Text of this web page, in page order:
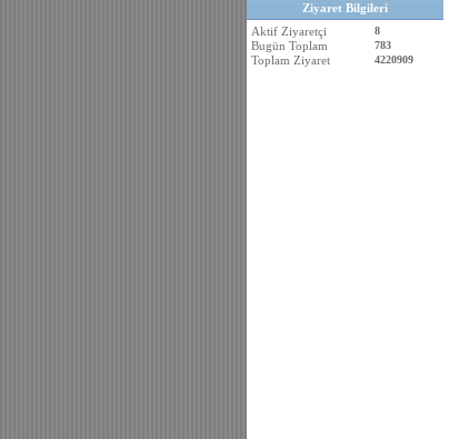
Ziyaret Bilgileri
Aktif Ziyaretçi
8
Bugün Toplam 783
Toplam Ziyaret 4220909